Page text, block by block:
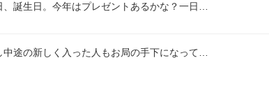
誕生日。今年はプレゼントあるかな？一日…
途の新しく入った人もお局の手下になって…